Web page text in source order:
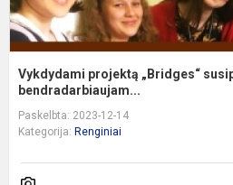
Vykdydami projektą „Bridges“
bendradarbiaujam...
Paskelbta: 2023-12-14
Kategorija: Renginiai